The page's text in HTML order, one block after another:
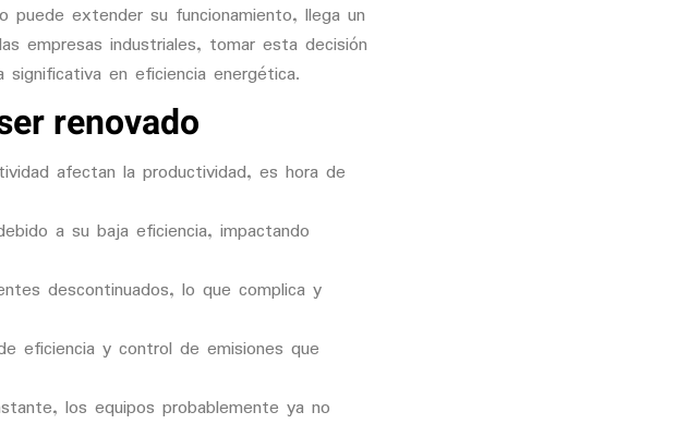
puede extender su funcionamiento, llega un
empresas industriales, tomar esta decisión
en eficiencia energética.
renovado
afectan la productividad, es hora de
a su baja eficiencia, impactando
descontinuados, lo que complica y
eficiencia y control de emisiones que
los equipos probablemente ya no